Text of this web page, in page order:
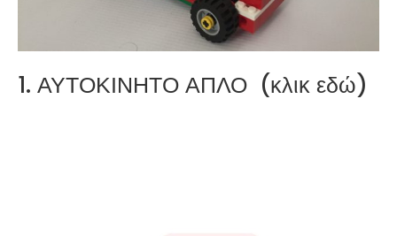
Read more
1. ΑΥΤΟΚΙΝΗΤΟ ΑΠΛΟ (κλικ εδώ)